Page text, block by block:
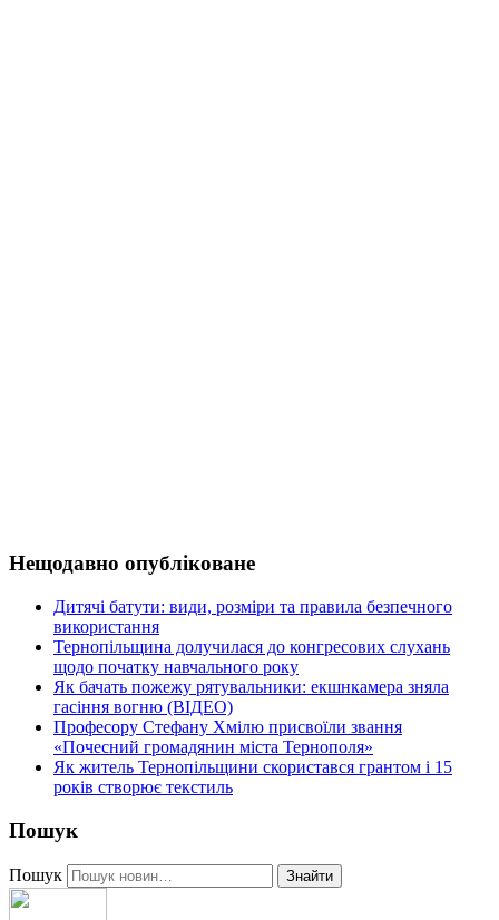
Нещодавно опубліковане
Дитячі батути: види, розміри та правила безпечного
використання
Тернопільщина долучилася до конгресових слухань
щодо початку навчального року
Як бачать пожежу рятувальники: екшнкамера зняла
гасіння вогню (ВІДЕО)
Професору Стефану Хмілю присвоїли звання
«Почесний громадянин міста Тернополя»
Як житель Тернопільщини скористався грантом і 15
років створює текстиль
Пошук
Пошук Знайти